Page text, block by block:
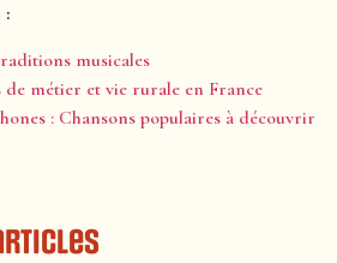
:
musicales
de métier et vie rurale en France
: Chansons populaires à découvrir